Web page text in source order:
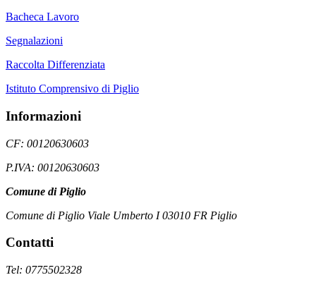
Bacheca Lavoro
Segnalazioni
Raccolta Differenziata
Istituto Comprensivo di Piglio
Informazioni
CF: 00120630603
P.IVA: 00120630603
Comune di Piglio
Comune di Piglio Viale Umberto I 03010 FR Piglio
Contatti
Tel: 0775502328